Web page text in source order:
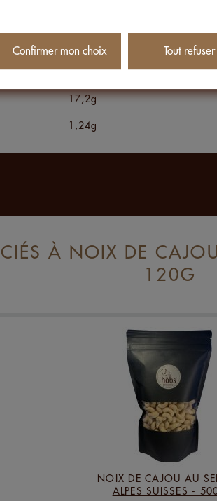
7,9g
3,8g
17,2g
1,24g
À NOIX DE
120G
NOIX DE CAJOU AU
ALPES SUISSES -
Confirmer mon choix Tout refuser